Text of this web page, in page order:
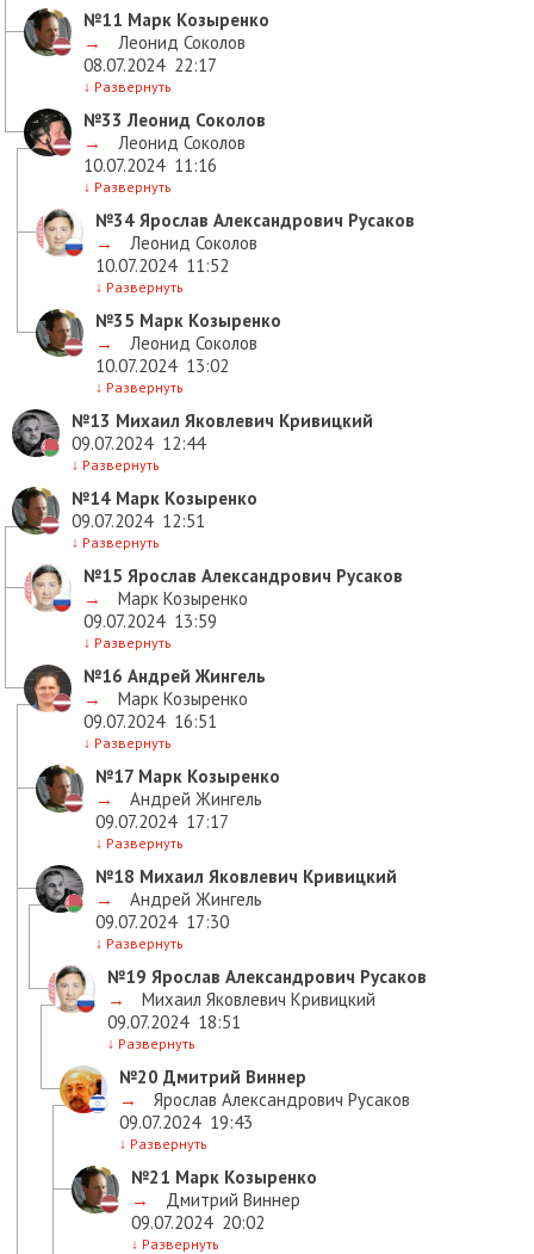
№11 Марк Козыренко
→
Леонид Соколов
08.07.2024 22:17
↓ Развернуть
№33 Леонид Соколов
→
Леонид Соколов
10.07.2024 11:16
↓ Развернуть
№34 Ярослав Александрович Русаков
→
Леонид Соколов
10.07.2024 11:52
↓ Развернуть
№35 Марк Козыренко
→
Леонид Соколов
10.07.2024 13:02
↓ Развернуть
№13 Михаил Яковлевич Кривицкий
09.07.2024 12:44
↓ Развернуть
№14 Марк Козыренко
09.07.2024 12:51
↓ Развернуть
№15 Ярослав Александрович Русаков
→
Марк Козыренко
09.07.2024 13:59
↓ Развернуть
№16 Андрей Жингель
→
Марк Козыренко
09.07.2024 16:51
↓ Развернуть
№17 Марк Козыренко
→
Андрей Жингель
09.07.2024 17:17
↓ Развернуть
№18 Михаил Яковлевич Кривицкий
→
Андрей Жингель
09.07.2024 17:30
↓ Развернуть
№19 Ярослав Александрович Русаков
→
Михаил Яковлевич Кривицкий
09.07.2024 18:51
↓ Развернуть
№20 Дмитрий Виннер
→
Ярослав Александрович Русаков
09.07.2024 19:43
↓ Развернуть
№21 Марк Козыренко
→
Дмитрий Виннер
09.07.2024 20:02
↓ Развернуть